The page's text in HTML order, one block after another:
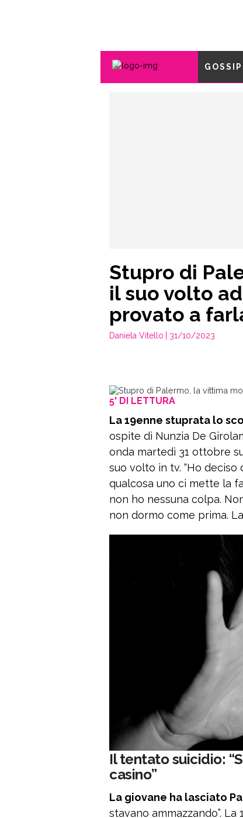
GOSSIP
Stupro di
il suo volto
provato a
Daniela Vitello | 31/10/2023
5' DI LETTURA
La 19enne stuprata lo
ospite di Nunzia De
onda martedì 31 ottobre
suo volto in tv. “Ho
qualcosa uno ci mette la
non ho nessuna colpa.
non dormo come prima.
Il tentato suicidio:
casino”
La giovane ha lasciato
stavano ammazzando”.